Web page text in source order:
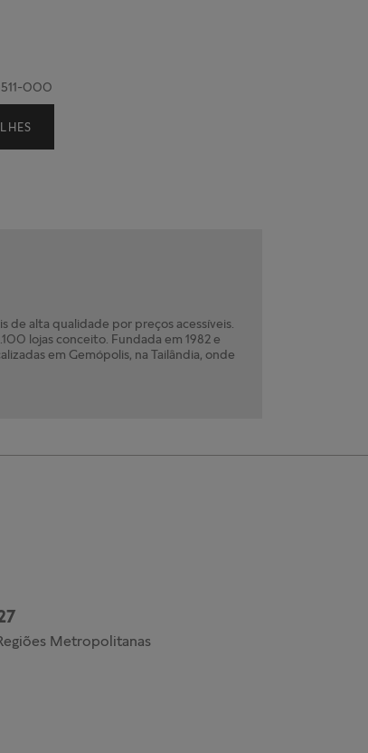
000
de alta qualidade por preços acessíveis.
lojas conceito. Fundada em 1982 e
em Gemópolis, na Tailândia, onde
Metropolitanas